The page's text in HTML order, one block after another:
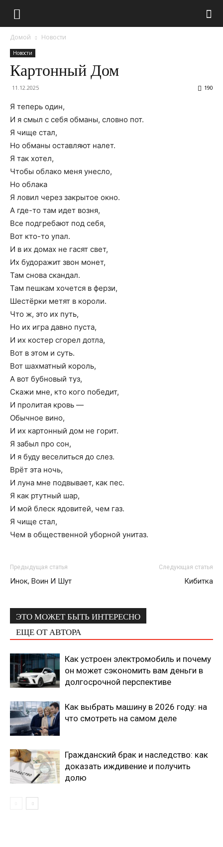
Домой Новости
Новости
Картонный Дом
11.12.2025 190
Я теперь один,
И я смыл с себя обманы, словно пот.
Я чище стал,
Но обманы оставляют налет.
Я так хотел,
Чтобы облако меня унесло,
Но облака
Я ловил через закрытое окно.
А где-то там идет возня,
Все подгребают под себя,
Вот кто-то упал.
И в их домах не гасят свет,
Их будоражит звон монет,
Там снова скандал.
Там пешкам хочется в ферзи,
Шестёрки метят в короли.
Что ж, это их путь,
Но их игра давно пуста,
И их костер сгорел дотла,
Вот в этом и суть.
Вот шахматный король,
А вот бубновый туз,
Скажи мне, кто кого победит,
И пролитая кровь —
Обычное вино,
И их картонный дом не горит.
Я забыл про сон,
И я буду веселиться до слез.
Врёт эта ночь,
И луна мне подвывает, как пес.
Я как ртутный шар,
И мой блеск ядовитей, чем газ.
Я чище стал,
Чем в общественной уборной унитаз.
Предыдущая статья
Инок, Воин И Шут
Следующая статья
Кибитка
ЭТО МОЖЕТ БЫТЬ ИНТЕРЕСНО
ЕЩЕ ОТ АВТОРА
Как устроен электромобиль и почему
он может сэкономить вам деньги в
долгосрочной перспективе
Как выбрать машину в 2026 году: на
что смотреть на самом деле
Гражданский брак и наследство: как
доказать иждивение и получить
долю